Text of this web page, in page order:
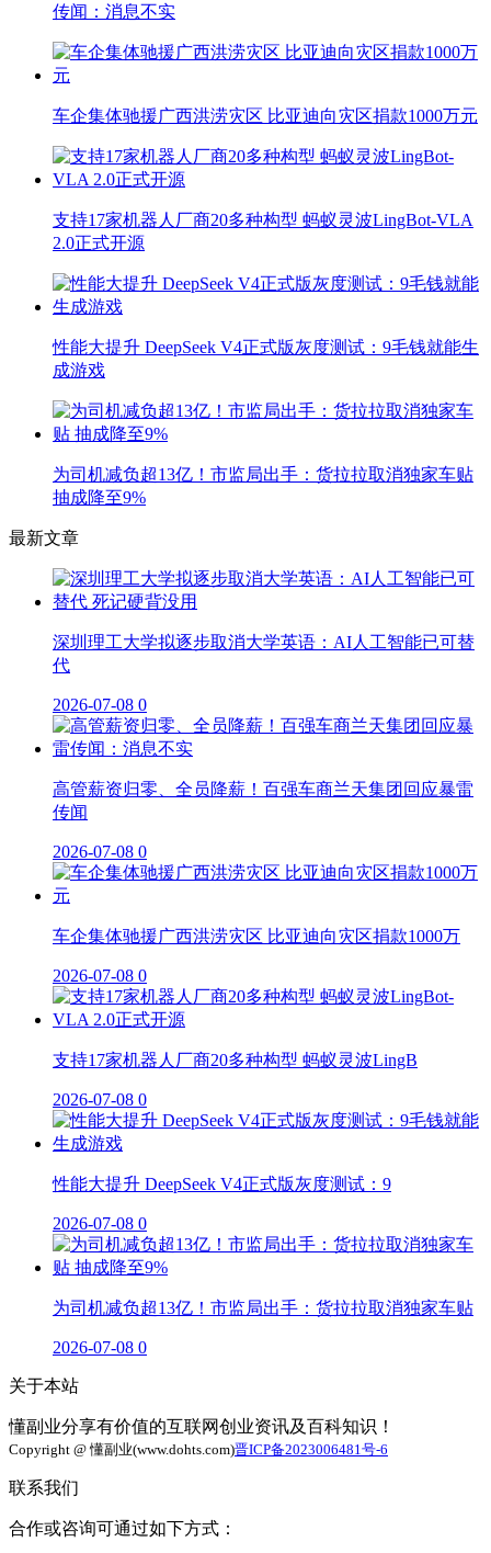
传闻：消息不实
车企集体驰援广西洪涝灾区 比亚迪向灾区捐款1000万元
支持17家机器人厂商20多种构型 蚂蚁灵波LingBot-VLA
2.0正式开源
性能大提升 DeepSeek V4正式版灰度测试：9毛钱就能生
成游戏
为司机减负超13亿！市监局出手：货拉拉取消独家车贴
抽成降至9%
最新文章
深圳理工大学拟逐步取消大学英语：AI人工智能已可替
代
2026-07-08 0
高管薪资归零、全员降薪！百强车商兰天集团回应暴雷
传闻
2026-07-08 0
车企集体驰援广西洪涝灾区 比亚迪向灾区捐款1000万
2026-07-08 0
支持17家机器人厂商20多种构型 蚂蚁灵波LingB
2026-07-08 0
性能大提升 DeepSeek V4正式版灰度测试：9
2026-07-08 0
为司机减负超13亿！市监局出手：货拉拉取消独家车贴
2026-07-08 0
关于本站
懂副业分享有价值的互联网创业资讯及百科知识！
Copyright @ 懂副业(www.dohts.com)晋ICP备2023006481号-6
联系我们
合作或咨询可通过如下方式：